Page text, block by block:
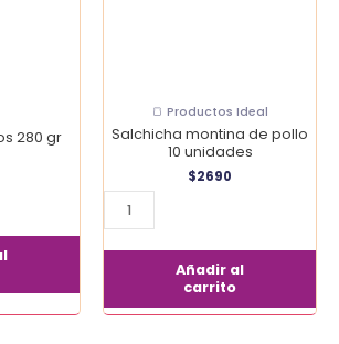
280 gr
🍞 Productos Ideal
Salchicha montina de pollo
10 unidades
$2690
Añadir al
carrito